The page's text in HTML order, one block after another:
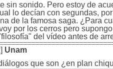
sin sonido. Pero estoy de
lo decían con segundas,
de la famosa saga. ¿Para
por los cerros pero
del vídeo antes de
Unam
que son ¿en plan